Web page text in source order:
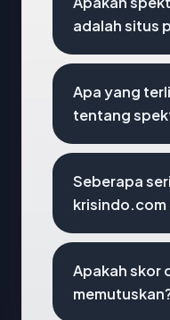
adalah situs
Apa yang
tentang
Seberapa
krisindo.com
Apakah skor